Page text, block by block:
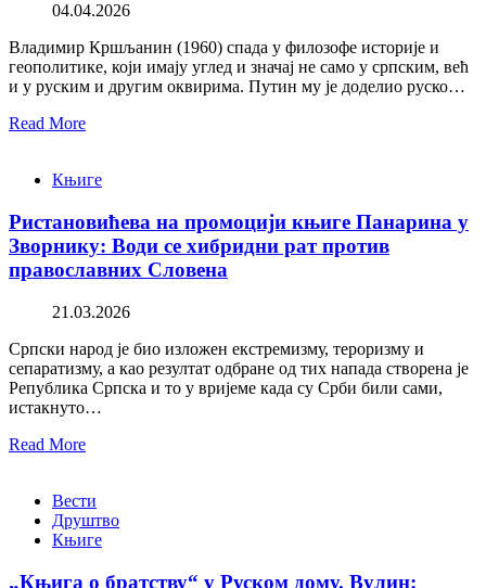
04.04.2026
Владимир Кршљанин (1960) спада у филозофе историје и
геополитике, који имају углед и значај не само у српским, већ
и у руским и другим оквирима. Путин му је доделио руско…
Read More
Књиге
Ристановићева на промоцији књиге Панарина у
Зворнику: Води се хибридни рат против
православних Словена
21.03.2026
Српски народ је био изложен екстремизму, тероризму и
сепаратизму, а као резултат одбране од тих напада створена је
Република Српска и то у вријеме када су Срби били сами,
истакнуто…
Read More
Вести
Друштво
Књиге
„Књига о братству“ у Руском дому. Вулин: